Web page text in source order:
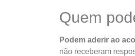
Quem
Podem aderir ao
não receberam